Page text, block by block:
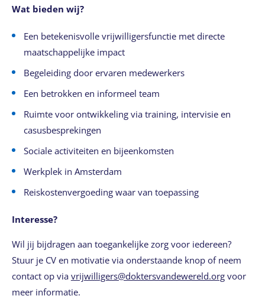
Wat bieden wij?
Een betekenisvolle vrijwilligersfunctie met directe
maatschappelijke impact
Begeleiding door ervaren medewerkers
Een betrokken en informeel team
Ruimte voor ontwikkeling via training, intervisie en
casusbesprekingen
Sociale activiteiten en bijeenkomsten
Werkplek in Amsterdam
Reiskostenvergoeding waar van toepassing
Interesse?
Wil jij bijdragen aan toegankelijke zorg voor iedereen?
Stuur je CV en motivatie via onderstaande knop of neem
contact op via vrijwilligers@doktersvandewereld.orgvoor
meer informatie.